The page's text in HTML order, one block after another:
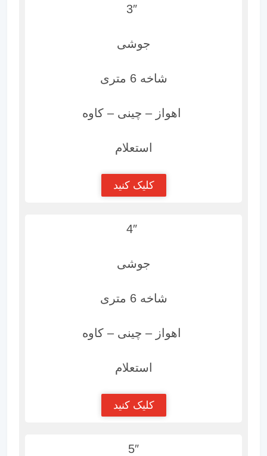
جوشی
شاخه 6 متری
اهواز – چینی – کاوه
استعلام
کلیک کنید
جوشی
شاخه 6 متری
اهواز – چینی – کاوه
استعلام
کلیک کنید
5″